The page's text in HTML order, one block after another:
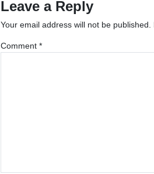
Leave a Reply
Your email address will not be published.
Comment *